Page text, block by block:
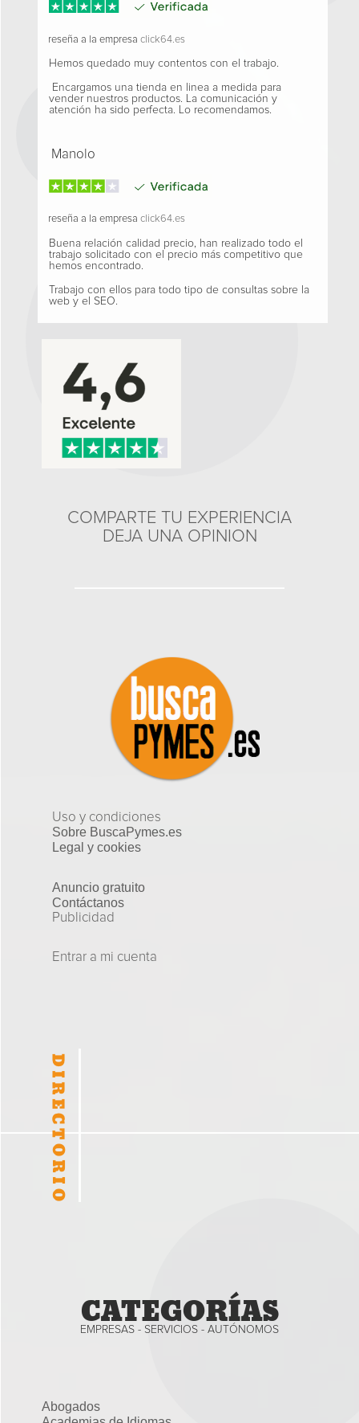
reseña a la empresa click64.es
Hemos quedado muy contentos con el trabajo.
Encargamos una tienda en linea a medida para
vender nuestros productos. La comunicación y
atención ha sido perfecta. Lo recomendamos.
Manolo
reseña a la empresa click64.es
Buena relación calidad precio, han realizado todo el
trabajo solicitado con el precio más competitivo que
hemos encontrado.
Trabajo con ellos para todo tipo de consultas sobre la
web y el SEO.
COMPARTE TU EXPERIENCIA
DEJA UNA OPINION
Uso y condiciones
Sobre BuscaPymes.es
Legal y cookies
Anuncio gratuito
Contáctanos
Publicidad
Entrar a mi cuenta
CATEGORÍAS
EMPRESAS - SERVICIOS - AUTÓNOMOS
Abogados